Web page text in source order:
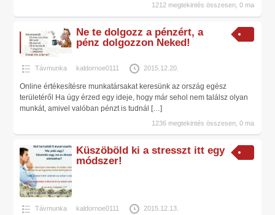
1212 megtekintés összesen, 0 ma
Ne te dolgozz a pénzért, a
pénz dolgozzon Neked!
Távmunka kaldornoe0111 2015.12.20.
Online értékesítésre munkatársakat keresünk az ország egész
területéről Ha úgy érzed egy ideje, hogy már sehol nem találsz olyan
munkát, amivel valóban pénzt is tudnál […]
1236 megtekintés összesen, 0 ma
Küszöböld ki a stresszt itt egy
módszer!
Távmunka kaldornoe0111 2015.12.13.